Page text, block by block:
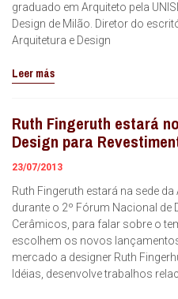
graduado em Arquiteto pela
Design de Milão. Diretor do
Arquitetura e Design
Leer más
Ruth Fingeruth estará
Design para
23/07/2013
Ruth Fingeruth estará na sede
durante o 2º Fórum Nacional de
Cerâmicos, para falar sobre o
escolhem os novos
mercado a designer Ruth
Idéias, desenvolve trabalhos